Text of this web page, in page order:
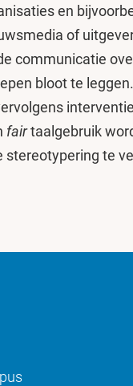
en
of
communicatie
bloot te
fairtaalgebruik
stereotypering te